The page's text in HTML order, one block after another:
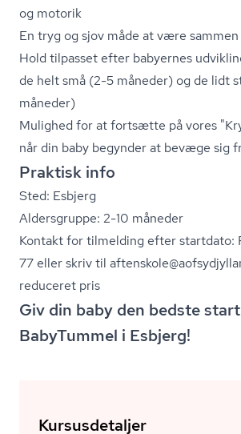
og motorik
En tryg og sjov måde at være
Hold tilpasset efter babyernes
de helt små (2-5 måneder) og de lidt
måneder)
Mulighed for at fortsætte på vores
når din baby begynder at bevæge sig
Praktisk info
Sted: Esbjerg
Aldersgruppe: 2-10 måneder
Kontakt for tilmelding efter startdato:
77 eller skriv til
reduceret pris
Giv din baby den bedste
BabyTummel i Esbjerg!
Kursusdetaljer